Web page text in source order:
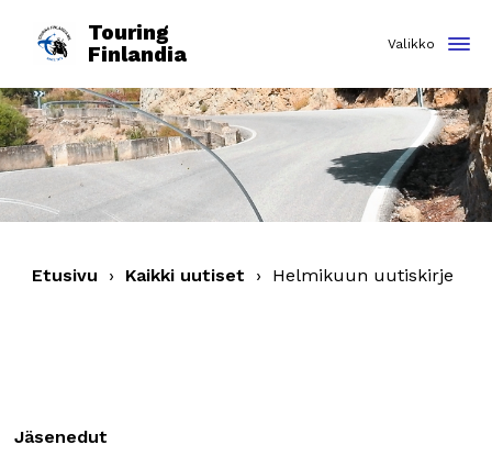
Touring
Finlandia
Etusivu › Kaikki uutiset › Helmikuun uutiskirje
Jäsenedut